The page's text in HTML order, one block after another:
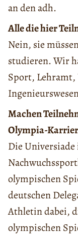
an den adh.
Alle die hier
Nein, sie
studieren. Wir
Sport,
Machen
Olympia-
Die
olympischen
deutschen
Athletin dabei,
olympischen